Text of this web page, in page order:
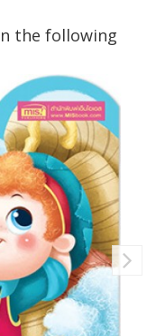
the following